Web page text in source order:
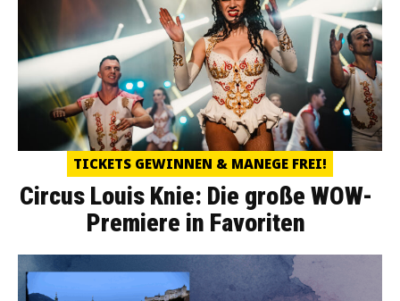
TICKETS GEWINNEN & MANEGE FREI!
Circus Louis Knie: Die große WOW-
Premiere in Favoriten